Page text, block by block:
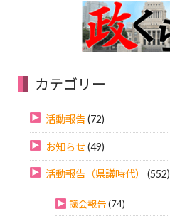
カテゴリー
活動報告(72)
お知らせ(49)
活動報告（県議時代） (552)
議会報告(74)